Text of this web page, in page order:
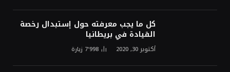
كل ما يجب معرفته حول إستبدال رخصة
القيادة في بريطانيا
أكتوبر 30, 2020 7٬998 زيارة